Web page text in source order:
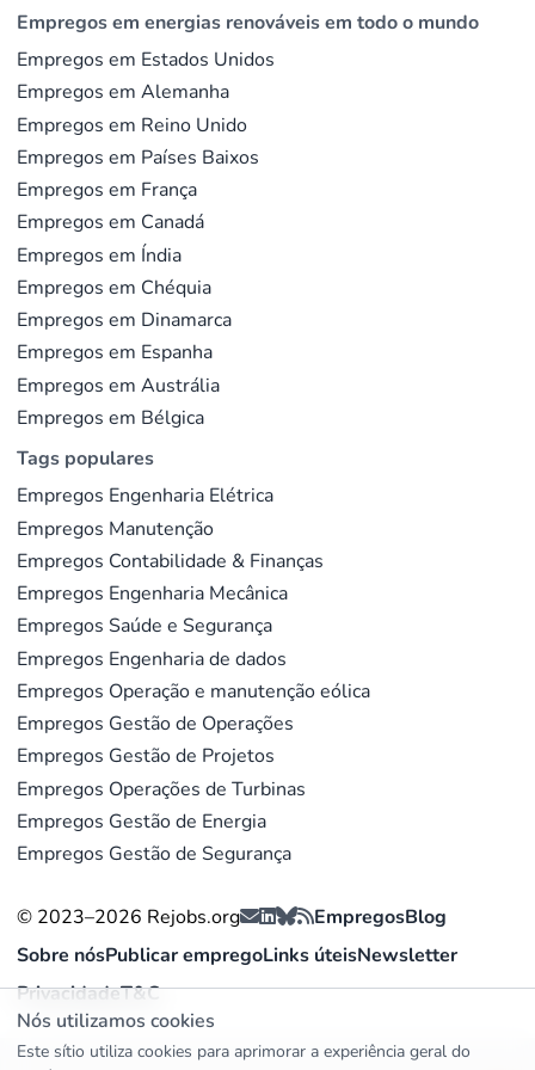
, gestor de projetos sénior, diretor de obra
procuram perfis híbridos que combinem profundidade
gestão comercial
interpretar um diagrama unifilar e negociar uma ordem
de alteração na mesma reunião.
A especialização cresce: gestores de
acompanham todo o processo desde o licenciamento
até aocomissionamento
cadeia de suprimentos
percursos profissionais autónomos dentro das
organizações EPC.
Omercado europeu de EPC solar
mil milhões de dólares em 2024, com um crescimento
anual de 6,4 %. Em Portugal, só em janeiro de 2025
foram adicionados 66 MW de nova capacidade, com 57
MW em geração descentralizada solar. Em fevereiro
de 2025,81,2 % da eletricidade portuguesa
de fontes renováveis.
A escassez de talento é um problema concreto. A
gestão EPC é uma das funções mais difíceis de
preencher, porque exige tanto experiência prática em
obra como visão estratégica. Candidatos com
certificações PMP ou PRINCE2 e experiência de
terreno têm a posição negocial mais forte. A tendência
centrais híbridas
- que combinam solar, eólica e
armazenamento num único local - acrescenta
complexidade que só gestores EPC experientes
conseguem gerir.
Empregos em energias renováveis em todo o mundo
Empregos em Estados Unidos
Empregos em Alemanha
Empregos em Reino Unido
Empregos em Países Baixos
Empregos em França
Empregos em Canadá
Empregos em Índia
Empregos em Chéquia
Empregos em Dinamarca
Empregos em Espanha
Empregos em Austrália
Empregos em Bélgica
Tags populares
Empregos Engenharia Elétrica
Empregos Manutenção
Empregos Contabilidade & Finanças
Empregos Engenharia Mecânica
Empregos Saúde e Segurança
Empregos Engenharia de dados
Empregos Operação e manutenção eólica
Empregos Gestão de Operações
Empregos Gestão de Projetos
Empregos Operações de Turbinas
Empregos Gestão de Energia
Empregos Gestão de Segurança
© 2023–2026 Rejobs.org EmpregosBlog
Sobre nósPublicar empregoLinks úteisNewsletter
PrivacidadeT&C
Nós utilizamos cookies
Este sítio utiliza cookies para aprimorar a experiência geral do